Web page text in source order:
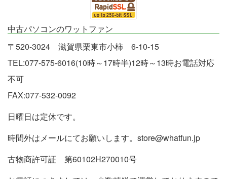
中古パソコンのワットファン
〒520-3024 滋賀県栗東市小柿 6-10-15
TEL:077-575-6016(10時～17時半)12時～13時お電話対応
不可
FAX:077-532-0092
日曜日は定休です。
時間外はメールにてお願いします。store@whatfun.jp
古物商許可証 第60102H270010号